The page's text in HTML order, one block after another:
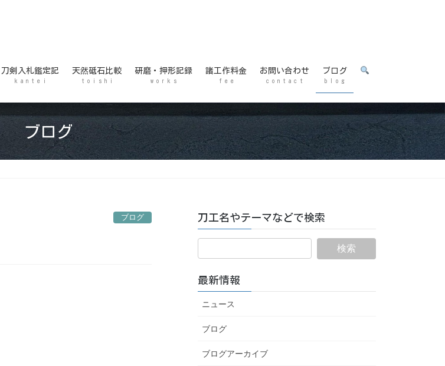
刀剣入札鑑定記
k a n t e i
天然砥石比較
t o i s h i
研磨・押形記録
w o r k s
諸工作料金
f e e
お問い合わせ
c o n t a c t
ブログ
b l o g
ブログ
ブログ 刀工名やテーマなどで検索
最新情報
ニュース
ブログ
ブログアーカイブ